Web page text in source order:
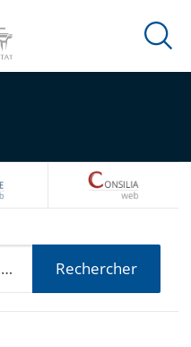
Ouvrir
ARIANEWEB
Rechercher